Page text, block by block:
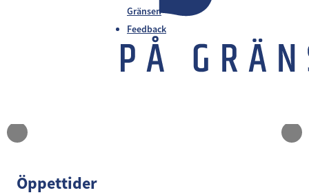
Gränsen
Feedback
Öppettider